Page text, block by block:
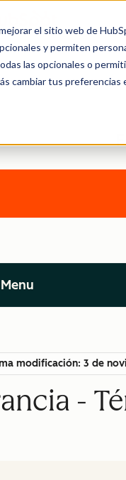
el sitio web de
y permiten
las opcionales o
cambiar tus
Menu
modificación: 3 de
-